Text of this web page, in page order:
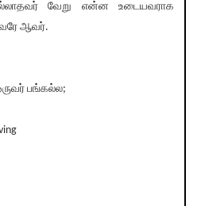
வேறு என்ன உடையவராக
ஆவர்.
பங்கல்ல;